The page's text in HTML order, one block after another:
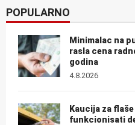
POPULARNO
Minimalac na
rasla cena
godina
4.8.2026
Kaucija za
funkcionisati